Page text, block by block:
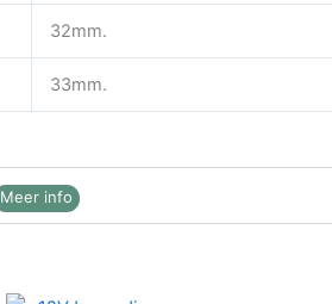
32mm.
33mm.
Meer info